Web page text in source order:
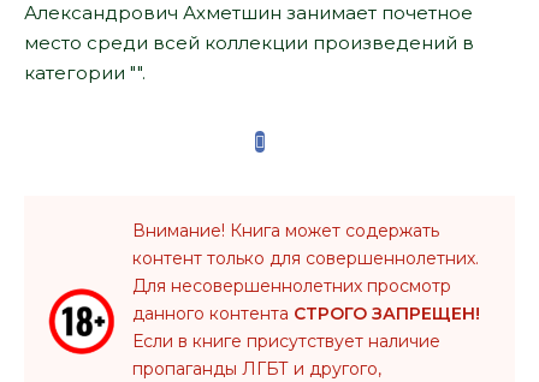
Александрович Ахметшин занимает почетное
место среди всей коллекции произведений в
категории "".
Внимание! Книга может содержать
контент только для совершеннолетних.
Для несовершеннолетних просмотр
данного контента СТРОГО ЗАПРЕЩЕН!
Если в книге присутствует наличие
пропаганды ЛГБТ и другого,